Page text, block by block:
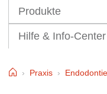
Produkte
Hilfe & Info-Center
HomePraxis Endodontie